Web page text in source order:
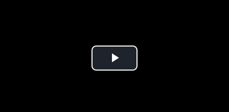
Play Video